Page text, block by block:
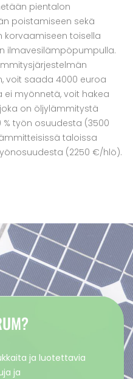
pientalon
poistamiseen sekä
korvaamiseen toisella
ilmavesilämpöpumpulla.
voit saada 4000 euroa
ei myönnetä, voit hakea
on öljylämmitystä
työn osuudesta (3500
taloissa
(2250 €/hlö).
ja luotettavia
ja